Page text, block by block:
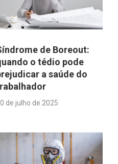
de Boreout:
o tédio pode
a saúde do
de julho de 2025